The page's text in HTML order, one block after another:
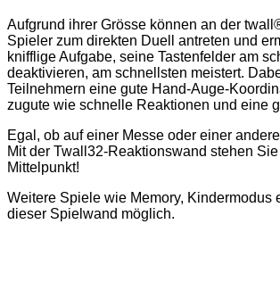
Aufgrund ihrer Grösse können an der
Spieler zum direkten Duell antreten und
knifflige Aufgabe, seine Tastenfelder am
deaktivieren, am schnellsten meistert.
Teilnehmern eine gute Hand-Auge-
zugute wie schnelle Reaktionen und eine
Egal, ob auf einer Messe oder einer
Mit der Twall32-Reaktionswand stehen
Mittelpunkt!
Weitere Spiele wie Memory, Kindermodus
dieser Spielwand möglich.